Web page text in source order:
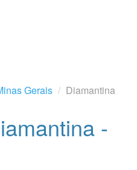
Gerais Diamantina
-